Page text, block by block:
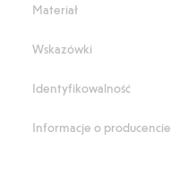
Materiał
Wskazówki
Identyfikowalność
Informacje o producencie